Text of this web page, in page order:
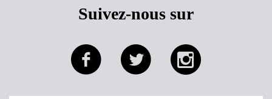
Suivez-nous sur